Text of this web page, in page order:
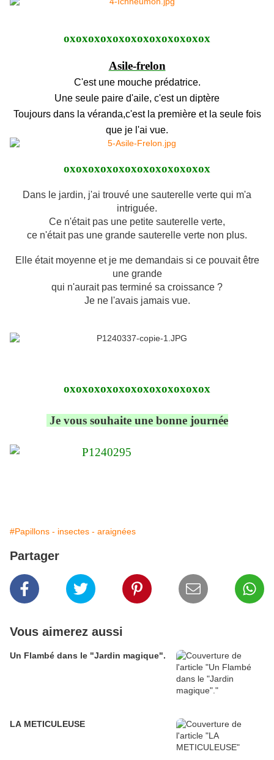
oxoxoxoxoxoxoxoxoxoxoxox
Asile-frelon
C'est une mouche prédatrice.
Une seule paire d'aile, c'est un diptère
Toujours dans la véranda,c'est la première et la seule fois
que je l'ai vue.
oxoxoxoxoxoxoxoxoxoxoxox
Dans le jardin, j'ai trouvé une sauterelle verte qui m'a
intriguée.
Ce n'était pas une petite sauterelle verte,
ce n'était pas une grande sauterelle verte non plus.
Elle était moyenne et je me demandais si ce pouvait être
une grande
qui n'aurait pas terminé sa croissance ?
Je ne l'avais jamais vue.
oxoxoxoxoxoxoxoxoxoxoxox
Je vous souhaite une bonne journée
#Papillons - insectes - araignées
Partager
Vous aimerez aussi
Un Flambé dans le "Jardin magique".
LA METICULEUSE